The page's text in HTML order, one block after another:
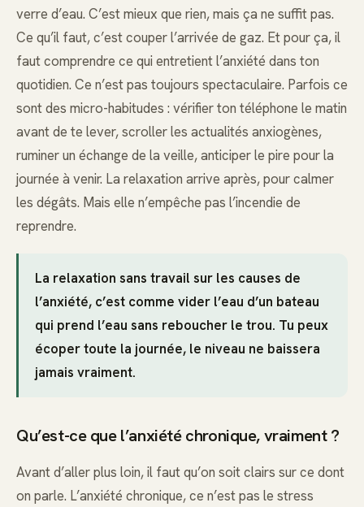
verre d’eau. C’est mieux que rien, mais ça ne suffit pas.
Ce qu’il faut, c’est couper l’arrivée de gaz. Et pour ça, il
faut comprendre ce qui entretient l’anxiété dans ton
quotidien. Ce n’est pas toujours spectaculaire. Parfois ce
sont des micro-habitudes : vérifier ton téléphone le matin
avant de te lever, scroller les actualités anxiogènes,
ruminer un échange de la veille, anticiper le pire pour la
journée à venir. La relaxation arrive après, pour calmer
les dégâts. Mais elle n’empêche pas l’incendie de
reprendre.
La relaxation sans travail sur les causes de
l’anxiété, c’est comme vider l’eau d’un bateau
qui prend l’eau sans reboucher le trou. Tu peux
écoper toute la journée, le niveau ne baissera
jamais vraiment.
Qu’est-ce que l’anxiété chronique, vraiment ?
Avant d’aller plus loin, il faut qu’on soit clairs sur ce dont
on parle. L’anxiété chronique, ce n’est pas le stress